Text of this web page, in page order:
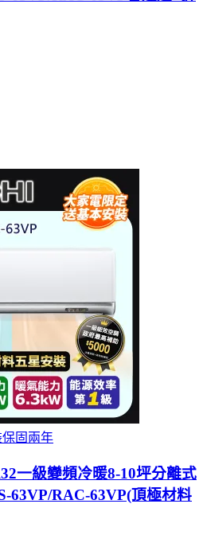
固兩年
一級變頻冷暖8-10坪分離式
63VP/RAC-63VP(頂極材料